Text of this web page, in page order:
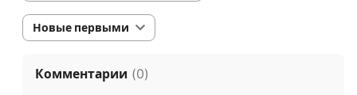
Новые первыми
Комментарии (0)